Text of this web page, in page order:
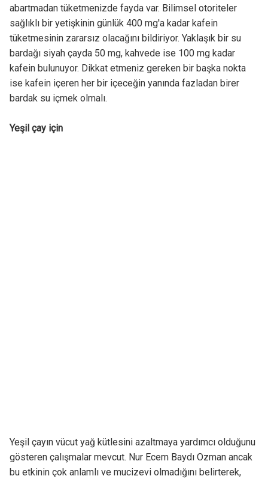
abartmadan tüketmenizde fayda var. Bilimsel otoriteler
sağlıklı bir yetişkinin günlük 400 mg'a kadar kafein
tüketmesinin zararsız olacağını bildiriyor. Yaklaşık bir su
bardağı siyah çayda 50 mg, kahvede ise 100 mg kadar
kafein bulunuyor. Dikkat etmeniz gereken bir başka nokta
ise kafein içeren her bir içeceğin yanında fazladan birer
bardak su içmek olmalı.
Yeşil çay için
Yeşil çayın vücut yağ kütlesini azaltmaya yardımcı olduğunu
gösteren çalışmalar mevcut. Nur Ecem Baydı Ozman ancak
bu etkinin çok anlamlı ve mucizevi olmadığını belirterek,